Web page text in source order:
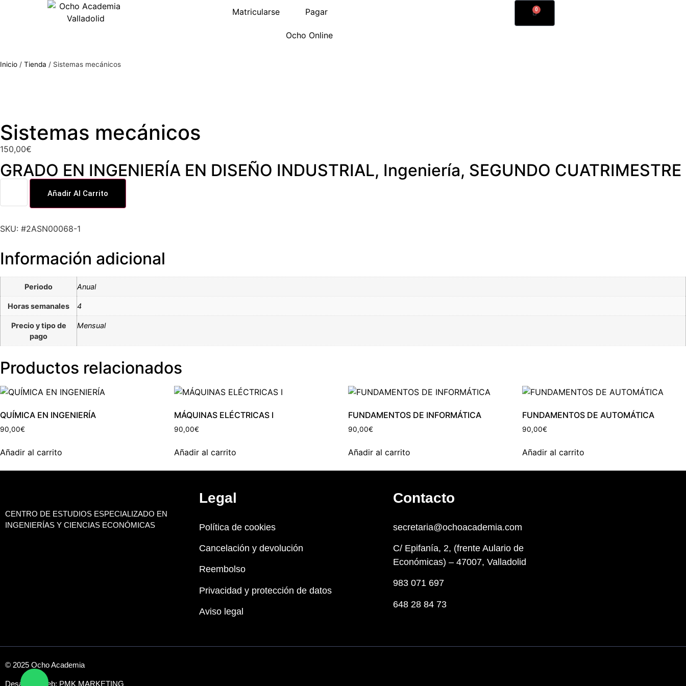
Matricularse Pagar
Ocho Online
0
Inicio / Tienda / Sistemas mecánicos
Sistemas mecánicos
150,00€
GRADO EN INGENIERÍA EN DISEÑO INDUSTRIAL, Ingeniería, SEGUNDO CUATRIMESTRE
Añadir Al Carrito
SKU: #2ASN00068-1
Información adicional
Periodo Anual
Horas semanales 4
Precio y tipo de
pago
Mensual
Productos relacionados
QUÍMICA EN INGENIERÍA
90,00€
Añadir al carrito
MÁQUINAS ELÉCTRICAS I
90,00€
Añadir al carrito
FUNDAMENTOS DE INFORMÁTICA
90,00€
Añadir al carrito
FUNDAMENTOS DE AUTOMÁTICA
90,00€
Añadir al carrito
CENTRO DE ESTUDIOS ESPECIALIZADO EN
INGENIERÍAS Y CIENCIAS ECONÓMICAS
Legal
Política de cookies
Cancelación y devolución
Reembolso
Privacidad y protección de datos
Aviso legal
Contacto
secretaria@ochoacademia.com
C/ Epifanía, 2, (frente Aulario de
Económicas) – 47007, Valladolid
983 071 697
648 28 84 73
© 2025 Ocho Academia
Desarrollo web: PMK MARKETING